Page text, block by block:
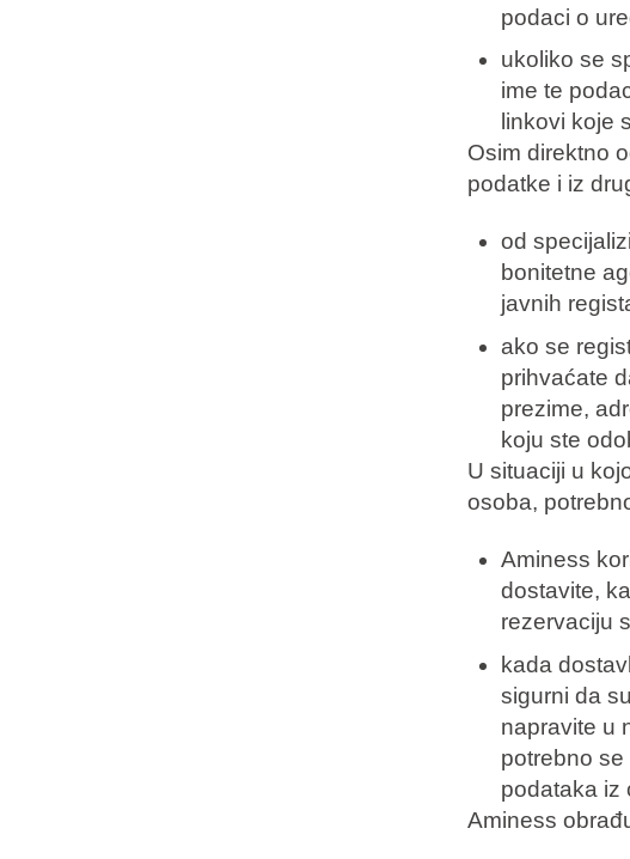
podaci o
ukoliko se
ime te
linkovi koje
Osim direktno
podatke i iz
od
bonitetne
javnih
ako se
prihvaćate
prezime,
koju ste
U situaciji u
osoba,
Aminess
dostavite,
rezervaciju
kada
sigurni da
napravite u
potrebno
podataka iz
Aminess